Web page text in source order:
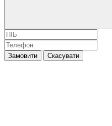
Замовити Скасувати